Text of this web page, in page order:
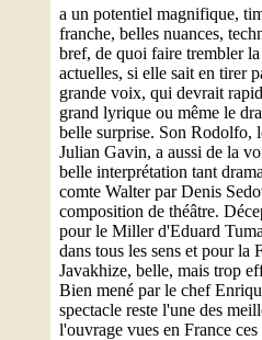
a un potentiel magnifique,
franche, belles nuances,
bref, de quoi faire trembler
actuelles, si elle sait en tirer
grande voix, qui devrait
grand lyrique ou même le
belle surprise. Son Rodolfo,
Julian Gavin, a aussi de la
belle interprétation tant
comte Walter par Denis
composition de théâtre.
pour le Miller d'Eduard
dans tous les sens et pour la
Javakhize, belle, mais trop
Bien mené par le chef
spectacle reste l'une des
l'ouvrage vues en France ces